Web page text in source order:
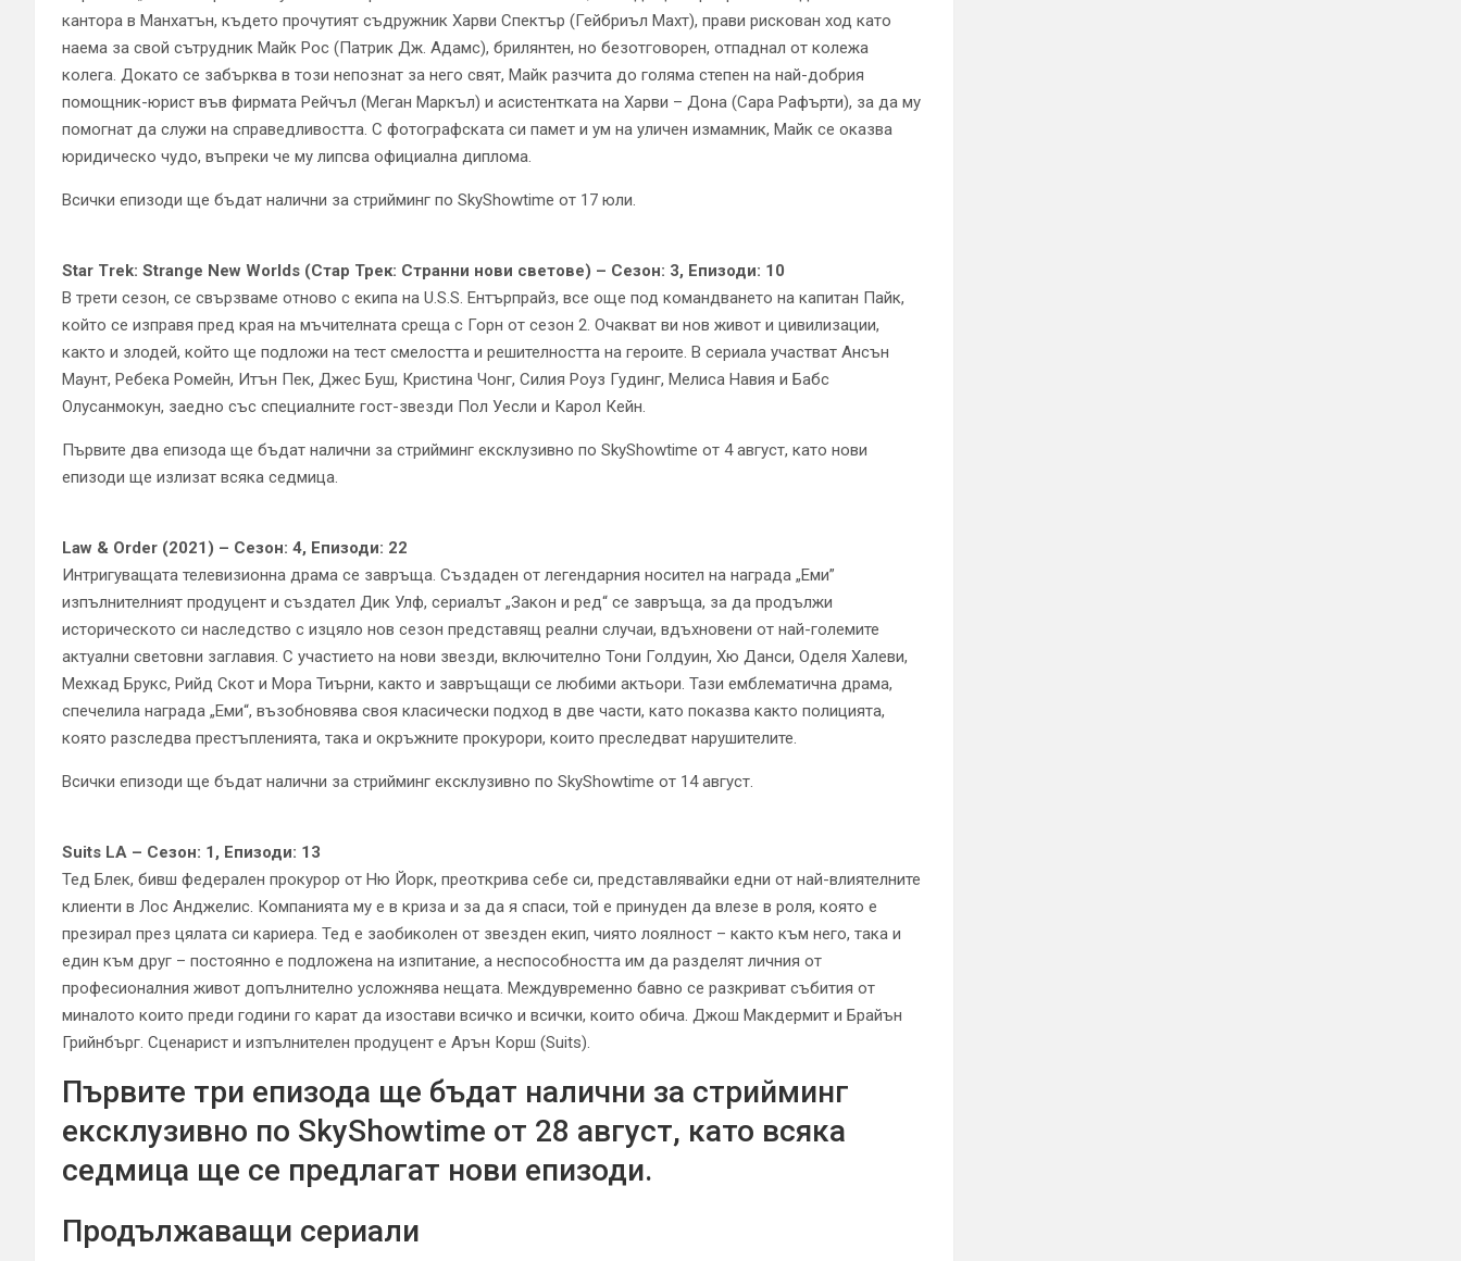
кантора в Манхатън, където прочутият съдружник Харви Спектър (Гейбриъл Махт), прави рискован ход като
наема за свой сътрудник Майк Рос (Патрик Дж. Адамс), брилянтен, но безотговорен, отпаднал от колежа
колега. Докато се забърква в този непознат за него свят, Майк разчита до голяма степен на най-добрия
помощник-юрист във фирмата Рейчъл (Меган Маркъл) и асистентката на Харви – Дона (Сара Рафърти), за да му
помогнат да служи на справедливостта. С фотографската си памет и ум на уличен измамник, Майк се оказва
юридическо чудо, въпреки че му липсва официална диплома.
Всички епизоди ще бъдат налични за стрийминг по SkyShowtime от 17 юли.
Star Trek: Strange New Worlds (Стар Трек: Странни нови светове) – Сезон: 3, Епизоди: 10
В трети сезон, се свързваме отново с екипа на U.S.S. Ентърпрайз, все още под командването на капитан Пайк,
който се изправя пред края на мъчителната среща с Горн от сезон 2. Очакват ви нов живот и цивилизации,
както и злодей, който ще подложи на тест смелостта и решителността на героите. В сериала участват Ансън
Маунт, Ребека Ромейн, Итън Пек, Джес Буш, Кристина Чонг, Силия Роуз Гудинг, Мелиса Навия и Бабс
Олусанмокун, заедно със специалните гост-звезди Пол Уесли и Карол Кейн.
Първите два епизода ще бъдат налични за стрийминг ексклузивно по SkyShowtime от 4 август, като нови
епизоди ще излизат всяка седмица.
Law & Order (2021) – Сезон: 4, Епизоди: 22
Интригуващата телевизионна драма се завръща. Създаден от легендарния носител на награда „Еми”
изпълнителният продуцент и създател Дик Улф, сериалът „Закон и ред“ се завръща, за да продължи
историческото си наследство с изцяло нов сезон представящ реални случаи, вдъхновени от най-големите
актуални световни заглавия. С участието на нови звезди, включително Тони Голдуин, Хю Данси, Оделя Халеви,
Мехкад Брукс, Рийд Скот и Мора Тиърни, както и завръщащи се любими актьори. Тази емблематична драма,
спечелила награда „Еми“, възобновява своя класически подход в две части, като показва както полицията,
която разследва престъпленията, така и окръжните прокурори, които преследват нарушителите.
Всички епизоди ще бъдат налични за стрийминг ексклузивно по SkyShowtime от 14 август.
Suits LA – Сезон: 1, Епизоди: 13
Тед Блек, бивш федерален прокурор от Ню Йорк, преоткрива себе си, представлявайки едни от най-влиятелните
клиенти в Лос Анджелис. Компанията му е в криза и за да я спаси, той е принуден да влезе в роля, която е
презирал през цялата си кариера. Тед е заобиколен от звезден екип, чиято лоялност – както към него, така и
един към друг – постоянно е подложена на изпитание, а неспособността им да разделят личния от
професионалния живот допълнително усложнява нещата. Междувременно бавно се разкриват събития от
миналото които преди години го карат да изостави всичко и всички, които обича. Джош Макдермит и Брайън
Грийнбърг. Сценарист и изпълнителен продуцент е Арън Корш (Suits).
Първите три епизода ще бъдат налични за стрийминг
ексклузивно по SkyShowtime от 28 август, като всяка
седмица ще се предлагат нови епизоди.
Продължаващи сериали